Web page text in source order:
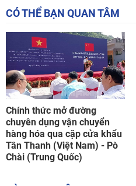
CÓ THỂ BẠN QUAN TÂM
Chính thức mở đường
chuyên dụng vận chuyển
hàng hóa qua cặp cửa khẩu
Tân Thanh (Việt Nam) - Pò
Chài (Trung Quốc)